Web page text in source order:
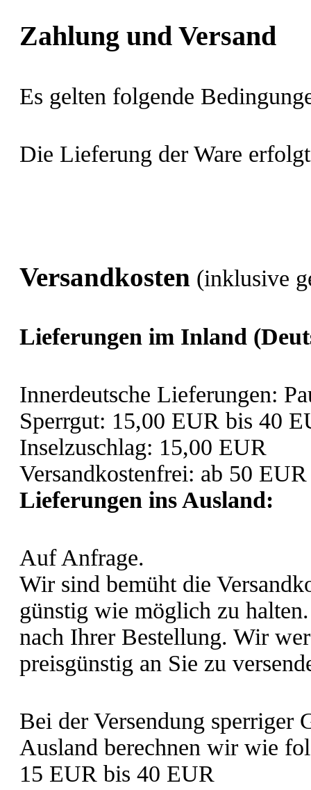
Zahlung und Versand
Es gelten folgende
Die Lieferung der Ware
Versandkosten (inklusive
Lieferungen im Inland
Innerdeutsche Lieferungen:
Sperrgut: 15,00 EUR bis 40
Inselzuschlag: 15,00 EUR
Versandkostenfrei: ab 50
Lieferungen ins Ausland:
Auf Anfrage.
Wir sind bemüht die
günstig wie möglich zu
nach Ihrer Bestellung. Wir
preisgünstig an Sie zu
Bei der Versendung sperriger
Ausland berechnen wir wie
15 EUR bis 40 EUR